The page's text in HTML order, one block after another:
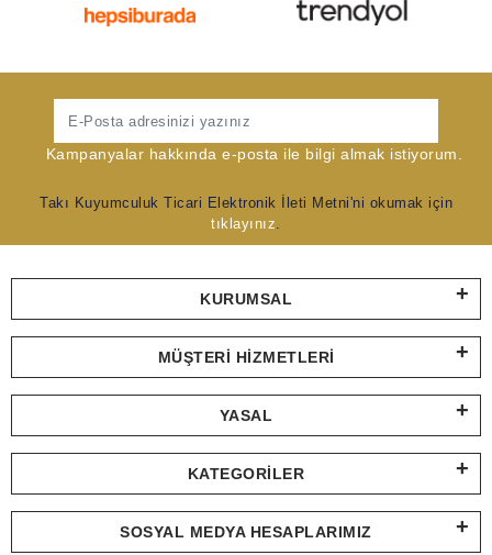
Kampanyalar hakkında e-posta ile bilgi almak istiyorum.
Takı Kuyumculuk Ticari Elektronik İleti Metni'ni okumak için
tıklayınız.
KURUMSAL
MÜŞTERI HIZMETLERI
YASAL
KATEGORILER
SOSYAL MEDYA HESAPLARIMIZ